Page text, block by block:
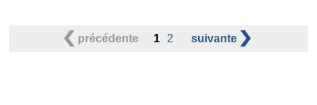
précédente 1 2 suivante